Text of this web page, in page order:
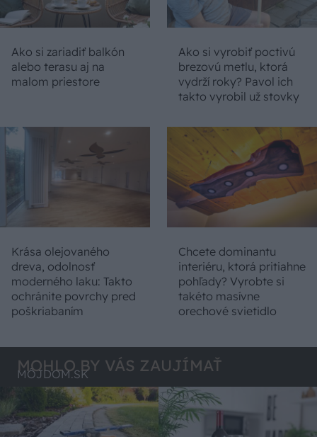
Ako si zariadiť balkón
alebo terasu aj na
malom priestore
Ako si vyrobiť poctivú
brezovú metlu, ktorá
vydrží roky? Pavol ich
takto vyrobil už stovky
Krása olejovaného
dreva, odolnosť
moderného laku: Takto
ochránite povrchy pred
poškriabaním
Chcete dominantu
interiéru, ktorá pritiahne
pohľady? Vyrobte si
takéto masívne
orechové svietidlo
MOHLO BY VÁS ZAUJÍMAŤ
MÔJDOM.SK